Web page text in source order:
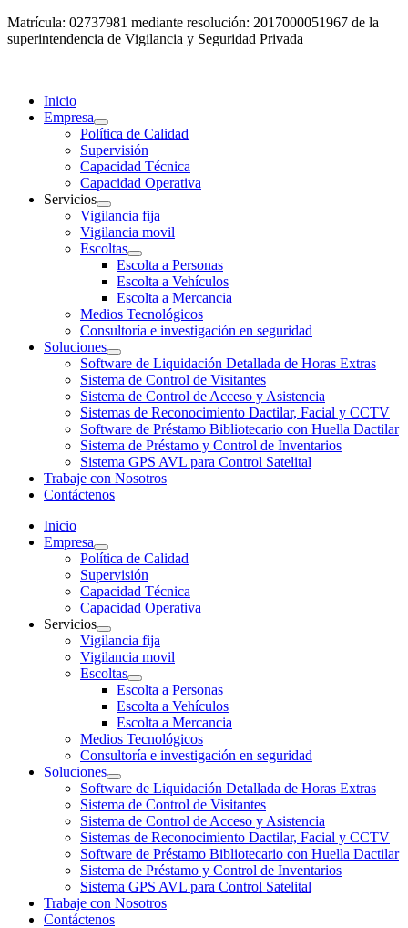
Matrícula: 02737981 mediante resolución: 2017000051967 de la
superintendencia de Vigilancia y Seguridad Privada
Inicio
Empresa
Política de Calidad
Supervisión
Capacidad Técnica
Capacidad Operativa
Servicios
Vigilancia fija
Vigilancia movil
Escoltas
Escolta a Personas
Escolta a Vehículos
Escolta a Mercancia
Medios Tecnológicos
Consultoría e investigación en seguridad
Soluciones
Software de Liquidación Detallada de Horas Extras
Sistema de Control de Visitantes
Sistema de Control de Acceso y Asistencia
Sistemas de Reconocimiento Dactilar, Facial y CCTV
Software de Préstamo Bibliotecario con Huella Dactilar
Sistema de Préstamo y Control de Inventarios
Sistema GPS AVL para Control Satelital
Trabaje con Nosotros
Contáctenos
Inicio
Empresa
Política de Calidad
Supervisión
Capacidad Técnica
Capacidad Operativa
Servicios
Vigilancia fija
Vigilancia movil
Escoltas
Escolta a Personas
Escolta a Vehículos
Escolta a Mercancia
Medios Tecnológicos
Consultoría e investigación en seguridad
Soluciones
Software de Liquidación Detallada de Horas Extras
Sistema de Control de Visitantes
Sistema de Control de Acceso y Asistencia
Sistemas de Reconocimiento Dactilar, Facial y CCTV
Software de Préstamo Bibliotecario con Huella Dactilar
Sistema de Préstamo y Control de Inventarios
Sistema GPS AVL para Control Satelital
Trabaje con Nosotros
Contáctenos